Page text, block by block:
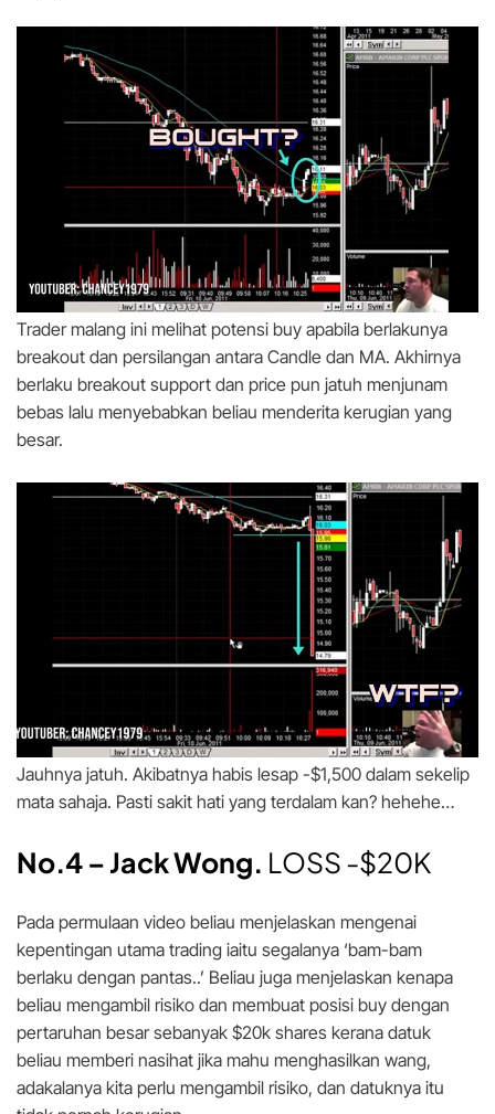
Trader malang ini melihat potensi buy apabila berlakunya
breakout dan persilangan antara Candle dan MA. Akhirnya
berlaku breakout support dan price pun jatuh menjunam
bebas lalu menyebabkan beliau menderita kerugian yang
besar.
Jauhnya jatuh. Akibatnya habis lesap -$1,500 dalam sekelip
mata sahaja. Pasti sakit hati yang terdalam kan? hehehe…
No.4 – Jack Wong. LOSS -$20K
Pada permulaan video beliau menjelaskan mengenai
kepentingan utama trading iaitu segalanya ‘bam-bam
berlaku dengan pantas..’ Beliau juga menjelaskan kenapa
beliau mengambil risiko dan membuat posisi buy dengan
pertaruhan besar sebanyak $20k shares kerana datuk
beliau memberi nasihat jika mahu menghasilkan wang,
adakalanya kita perlu mengambil risiko, dan datuknya itu